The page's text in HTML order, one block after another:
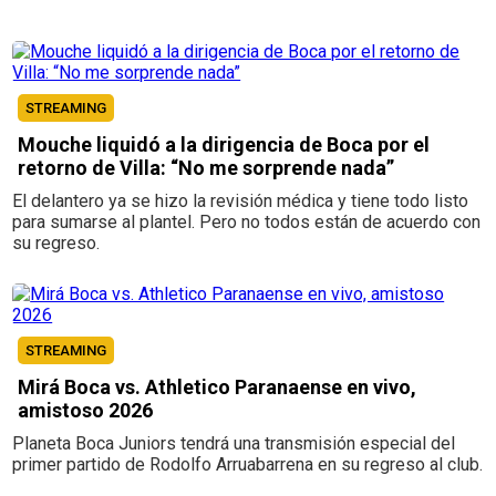
STREAMING
Mouche liquidó a la dirigencia de Boca por el
retorno de Villa: “No me sorprende nada”
El delantero ya se hizo la revisión médica y tiene todo listo
para sumarse al plantel. Pero no todos están de acuerdo con
su regreso.
STREAMING
Mirá Boca vs. Athletico Paranaense en vivo,
amistoso 2026
Planeta Boca Juniors tendrá una transmisión especial del
primer partido de Rodolfo Arruabarrena en su regreso al club.